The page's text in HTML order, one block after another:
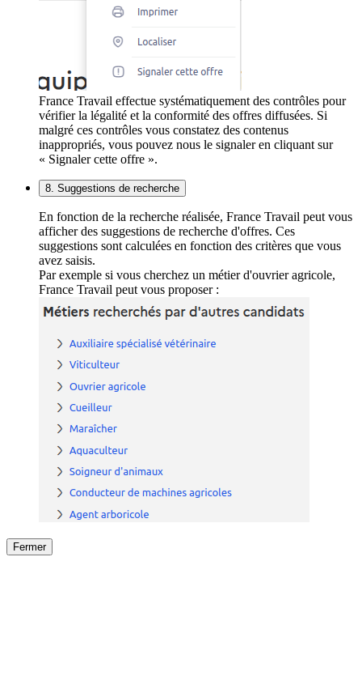
France Travail effectue systématiquement des contrôles pour
vérifier la légalité et la conformité des offres diffusées. Si
malgré ces contrôles vous constatez des contenus
inappropriés, vous pouvez nous le signaler en cliquant sur
« Signaler cette offre ».
8. Suggestions de recherche
En fonction de la recherche réalisée, France Travail peut vous
afficher des suggestions de recherche d'offres. Ces
suggestions sont calculées en fonction des critères que vous
avez saisis.
Par exemple si vous cherchez un métier d'ouvrier agricole,
France Travail peut vous proposer :
Fermer